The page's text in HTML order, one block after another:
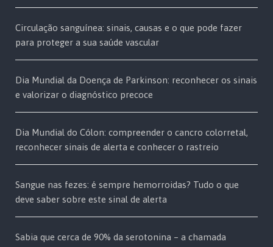
Circulação sanguínea: sinais, causas e o que pode fazer
para proteger a sua saúde vascular
Dia Mundial da Doença de Parkinson: reconhecer os sinais
e valorizar o diagnóstico precoce
Dia Mundial do Cólon: compreender o cancro colorretal,
reconhecer sinais de alerta e conhecer o rastreio
Sangue nas fezes: é sempre hemorroidas? Tudo o que
deve saber sobre este sinal de alerta
Sabia que cerca de 90% da serotonina – a chamada